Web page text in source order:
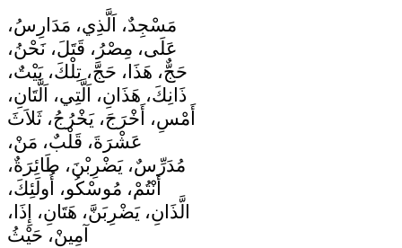
مَسْجِدٌ، اَلَّذِي، مَدَارِسُ،
عَلَى، مِصْرُ، قَتَلَ، نَحْنُ،
حَجٌّ، هَذَا، حَجَّ، تِلْكَ، بَيْتٌ،
ذَانِكَ، هَذَانِ، اَلَّتِي، اَلَّتَانِ،
أَمْسِ، أَخْرَجَ، يَخْرُجُ، ثَلاَثَ
عَشْرَةَ، قَلْبٌ، مَنْ،
مُدَرِّسٌ، يَضْرِبْنَ، طَائِرَةٌ،
أَنْتُمْ، مُوسْكُو، أُولَئِكَ،
الَّذَانِ، يَضْرِبَنَّ، هَتَانِ، إِذَا،
آمِينْ، حَيْثُ